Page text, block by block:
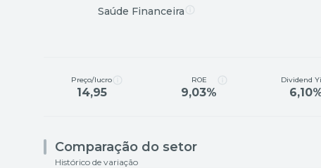
Saúde Financeira
Preço/lucro
14,95
ROE
9,03%
Dividend
Comparação do setor
Histórico de variação